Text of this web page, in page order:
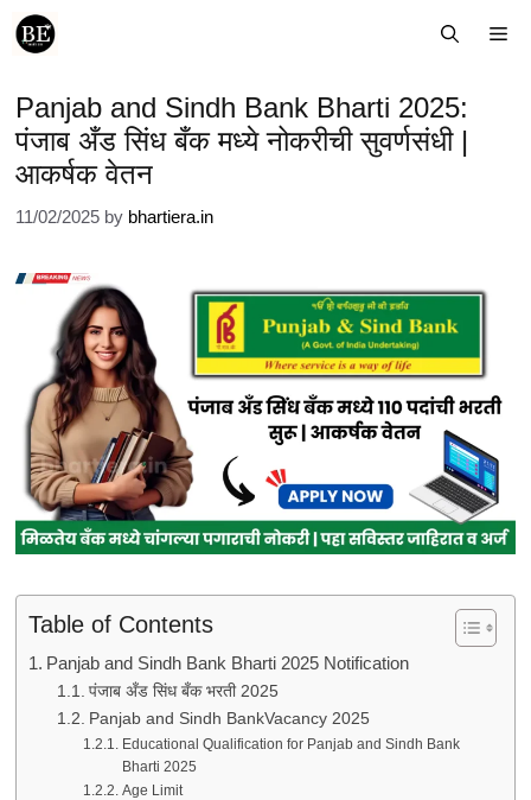
Skip
Panjab and Sindh Bank Bharti 2025:
पंजाब अँड सिंध बँक मध्ये नोकरीची सुवर्णसंधी |
आकर्षक वेतन
11/02/2025 by bhartiera.in
Table of Contents
Panjab and Sindh Bank Bharti 2025 Notification
पंजाब अँड सिंध बँक भरती 2025
Panjab and Sindh BankVacancy 2025
Educational Qualification for Panjab and Sindh Bank
Bharti 2025
Age Limit